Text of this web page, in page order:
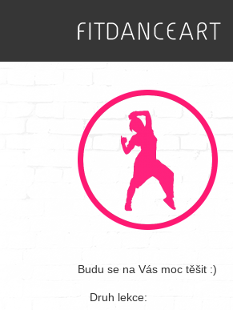
Budu se na Vás moc těšit :)
Druh lekce: